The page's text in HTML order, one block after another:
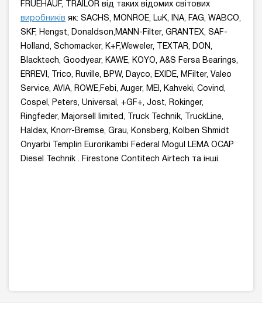
FRUEHAUF, TRAILOR від таких відомих світових
виробників як: SACHS, MONROE, LuK, INA, FAG, WABCO,
SKF, Hengst, Donaldson,MANN-Filter, GRANTEX, SAF-
Holland, Schomacker, K+F,Weweler, TEXTAR, DON,
Blacktech, Goodyear, KAWE, KOYO, A&S Fersa Bearings,
ERREVI, Trico, Ruville, BPW, Dayco, EXIDE, MFilter, Valeo
Service, AVIA, ROWE,Febi, Auger, MEI, Kahveki, Covind,
Cospel, Peters, Universal, +GF+, Jost, Rokinger,
Ringfeder, Majorsell limited, Truck Technik, TruckLine,
Haldex, Knorr-Bremse, Grau, Konsberg, Kolben Shmidt
Onyarbi Templin Eurorikambi Federal Mogul LEMA OCAP
Diesel Technik . Firestone Contitech Airtech та інші.